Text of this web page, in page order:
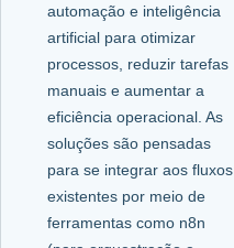
automação e inteligência
artificial para otimizar
processos, reduzir tarefas
manuais e aumentar a
eficiência operacional. As
soluções são pensadas
para se integrar aos fluxos
existentes por meio de
ferramentas como n8n